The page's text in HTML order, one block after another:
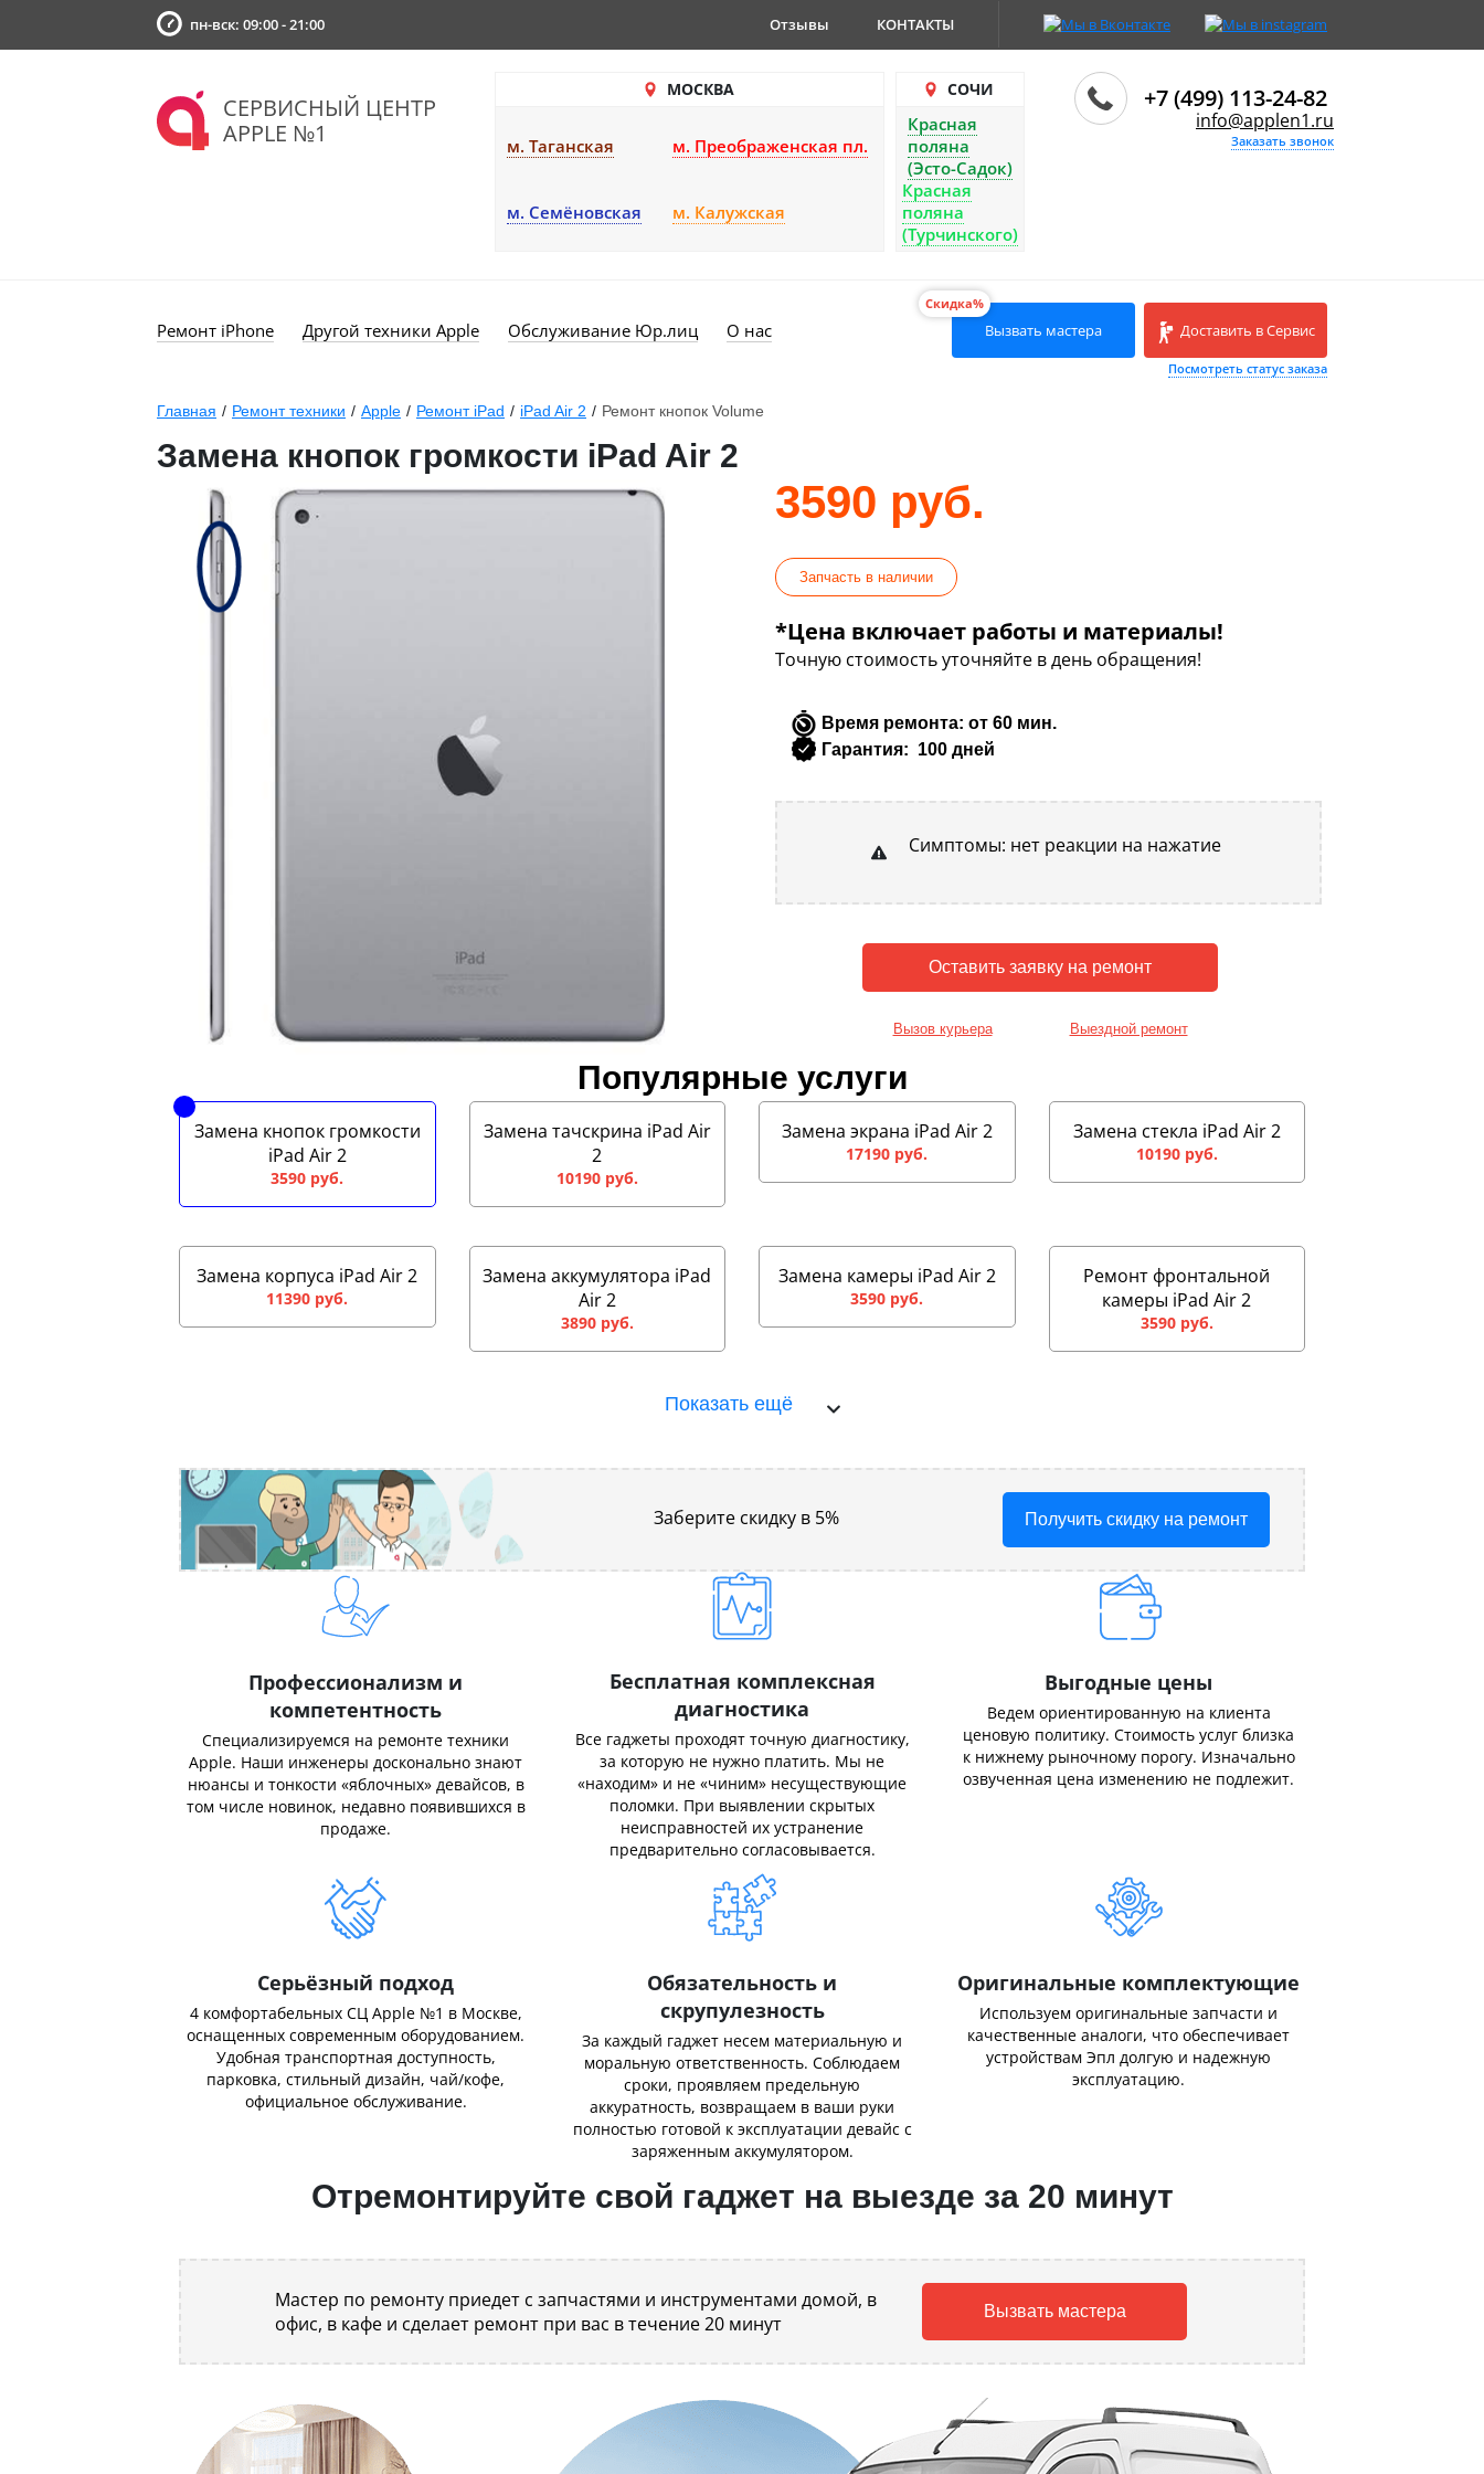
пн-вск: 09:00 - 21:00 Отзывы КОНТАКТЫ
СЕРВИСНЫЙ ЦЕНТР
APPLE №1
МОСКВА
м. Таганская м. Преображенская пл.
м. Семёновская м. Калужская
СОЧИ
Красная
поляна
(Эсто-Садок)
Красная
поляна
(Турчинского)
+7 (499) 113-24-82
info@applen1.ru
Заказать звонок
Ремонт iPhone Другой техники Apple Обслуживание Юр.лиц О нас
Скидка%
Вызвать мастера Доставить в Сервис
Посмотреть статус заказа
Главная / Ремонт техники / Apple / Ремонт iPad / iPad Air 2 / Ремонт кнопок Volume
Замена кнопок громкости iPad Air 2
3590 руб.
Запчасть в наличии
*Цена включает работы и материалы!
Точную стоимость уточняйте в день обращения!
Время ремонта: от 60 мин.
Гарантия: 100 дней
Симптомы: нет реакции на нажатие
Вызов курьера Выездной ремонт
Популярные услуги
Замена кнопок громкости
iPad Air 2
3590 руб.
Замена тачскрина iPad Air
2
10190 руб.
Замена экрана iPad Air 2
17190 руб.
Замена стекла iPad Air 2
10190 руб.
Замена корпуса iPad Air 2
11390 руб.
Замена аккумулятора iPad
Air 2
3890 руб.
Замена камеры iPad Air 2
3590 руб.
Ремонт фронтальной
камеры iPad Air 2
3590 руб.
Показать ещё
Заберите скидку в 5% Получить скидку на ремонт
Профессионализм и
компетентность
Специализируемся на ремонте техники
Apple. Наши инженеры досконально знают
нюансы и тонкости «яблочных» девайсов, в
том числе новинок, недавно появившихся в
продаже.
Бесплатная комплексная
диагностика
Все гаджеты проходят точную диагностику,
за которую не нужно платить. Мы не
«находим» и не «чиним» несуществующие
поломки. При выявлении скрытых
неисправностей их устранение
предварительно согласовывается.
Выгодные цены
Ведем ориентированную на клиента
ценовую политику. Стоимость услуг близка
к нижнему рыночному порогу. Изначально
озвученная цена изменению не подлежит.
Серьёзный подход
4 комфортабельных СЦ Apple №1 в Москве,
оснащенных современным оборудованием.
Удобная транспортная доступность,
парковка, стильный дизайн, чай/кофе,
официальное обслуживание.
Обязательность и
скрупулезность
За каждый гаджет несем материальную и
моральную ответственность. Соблюдаем
сроки, проявляем предельную
аккуратность, возвращаем в ваши руки
полностью готовой к эксплуатации девайс с
заряженным аккумулятором.
Оригинальные комплектующие
Используем оригинальные запчасти и
качественные аналоги, что обеспечивает
устройствам Эпл долгую и надежную
эксплуатацию.
Отремонтируйте свой гаджет на выезде за 20 минут
Мастер по ремонту приедет с запчастями и инструментами домой, в
офис, в кафе и сделает ремонт при вас в течение 20 минут
Вызвать мастера